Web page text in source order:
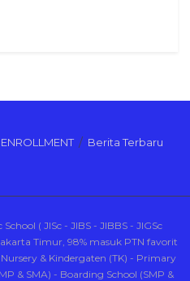
ENROLLMENT Berita Terbaru
( JISc - JIBS - JIBBS - JIGSc
Timur, 98% masuk PTN favorit
Nursery & Kindergaten (TK) - Primary
& SMA) - Boarding School (SMP &